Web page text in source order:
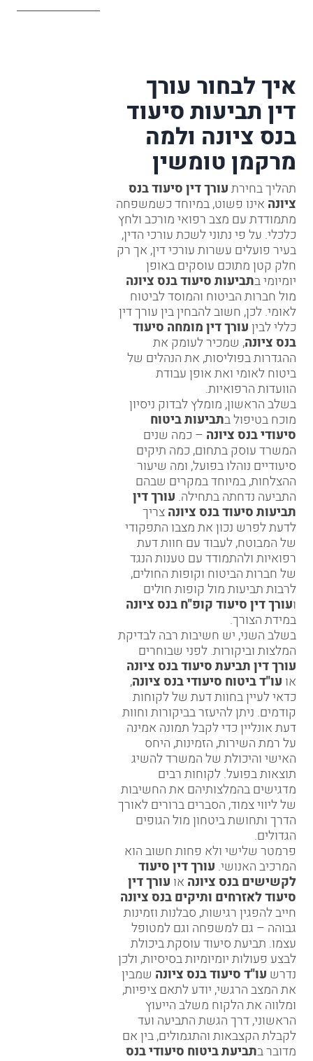
איך לבחור עורך
דין תביעות סיעוד
בנס ציונה ולמה
מרקמן טומשין
תהליך בחירתעורך דין סיעוד בנס
ציונה אינו פשוט, במיוחד כשמשפחה
מתמודדת עם מצב רפואי מורכב ולחץ
כלכלי. על פי נתוני לשכת עורכי הדין,
בעיר פועלים עשרות עורכי דין, אך רק
חלק קטן מתוכם עוסקים באופן
יומיומי בתביעות סיעוד בנס ציונה
מול חברות הביטוח והמוסד לביטוח
לאומי. לכן, חשוב להבחין בין עורך דין
כללי לביןעורך דין מומחה סיעוד
בנס ציונה, שמכיר לעומק את
ההגדרות בפוליסות, את הנהלים של
ביטוח לאומי ואת אופן עבודת
הוועדות הרפואיות.
בשלב הראשון, מומלץ לבדוק ניסיון
מוכח בטיפול בתביעות ביטוח
סיעודי בנס ציונה – כמה שנים
המשרד עוסק בתחום, כמה תיקים
סיעודיים נוהלו בפועל, ומה שיעור
ההצלחות, במיוחד במקרים שבהם
התביעה נדחתה בתחילה. עורך דין
תביעות סיעוד בנס ציונהצריך
לדעת לפרש נכון את מצבו התפקודי
של המבוטח, לעבוד עם חוות דעת
רפואיות ולהתמודד עם טענות הנגד
של חברות הביטוח וקופות החולים,
לרבות תביעות מול קופות חולים
ועורך דין סיעוד קופ"ח בנס ציונה
במידת הצורך.
בשלב השני, יש חשיבות רבה לבדיקת
המלצות וביקורות. לפני שבוחרים
עורך דין תביעת סיעוד בנס ציונה
או עו"ד ביטוח סיעודי בנס ציונה,
כדאי לעיין בחוות דעת של לקוחות
קודמים. ניתן להיעזר בביקורות וחוות
דעת אונלייןכדי לקבל תמונה אמינה
על רמת השירות, הזמינות, היחס
האישי והיכולת של המשרד להשיג
תוצאות בפועל. לקוחות רבים
מדגישים בהמלצותיהם את החשיבות
של ליווי צמוד, הסברים ברורים לאורך
הדרך ותחושת ביטחון מול הגופים
הגדולים.
פרמטר שלישי ולא פחות חשוב הוא
המרכיב האנושי. עורך דין סיעוד
לקשישים בנס ציונה או עורך דין
סיעוד לאזרחים ותיקים בנס ציונה
חייב להפגין רגישות, סבלנות וזמינות
גבוהה – גם למשפחה וגם למטופל
עצמו. תביעת סיעוד עוסקת ביכולת
לבצע פעולות יומיומיות בסיסיות, ולכן
נדרש עו"ד סיעוד בנס ציונה שמבין
את המצב הרגשי, יודע לתאם ציפיות,
ומלווה את הלקוח משלב הייעוץ
הראשוני, דרך הגשת התביעה ועד
לקבלת הקצבאות והתגמולים, בין אם
מדובר בתביעת ביטוח סיעודי בנס